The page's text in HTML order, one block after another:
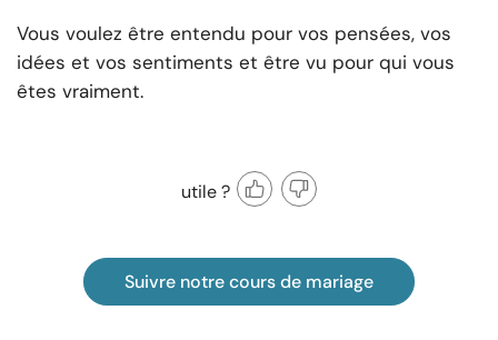
Vous voulez être entendu pour vos pensées, vos
idées et vos sentiments et être vu pour qui vous
êtes vraiment.
utile ?
Suivre notre cours de mariage